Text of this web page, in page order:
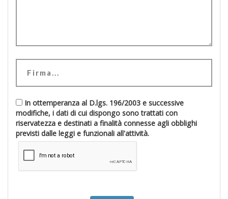
In ottemperanza al D.lgs. 196/2003 e successive
modifiche, i dati di cui dispongo sono trattati con
riservatezza e destinati a finalità connesse agli obblighi
previsti dalle leggi e funzionali all'attività.